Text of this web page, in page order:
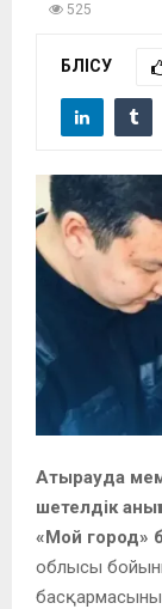
525
БӨЛІСУ
Атырауда
шетелдік
«Мой город»
облысы